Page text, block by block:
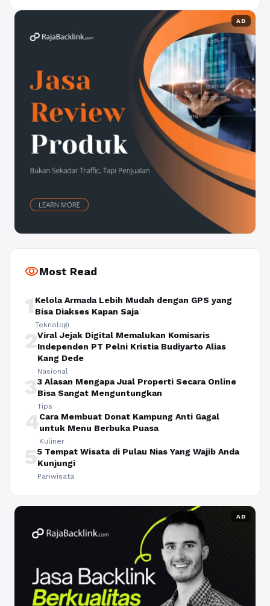
AD
visibilityMost Read
1 Kelola Armada Lebih Mudah dengan GPS yang
Bisa Diakses Kapan Saja
Teknologi
2Viral Jejak Digital Memalukan Komisaris
Independen PT Pelni Kristia Budiyarto Alias
Kang Dede
Nasional
33 Alasan Mengapa Jual Properti Secara Online
Bisa Sangat Menguntungkan
Tips
4Cara Membuat Donat Kampung Anti Gagal
untuk Menu Berbuka Puasa
Kuliner
55 Tempat Wisata di Pulau Nias Yang Wajib Anda
Kunjungi
Pariwisata
AD